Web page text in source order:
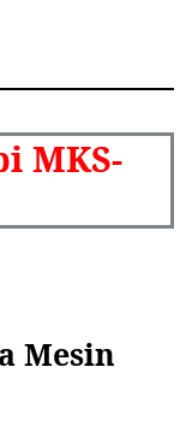
MKS-
Mesin